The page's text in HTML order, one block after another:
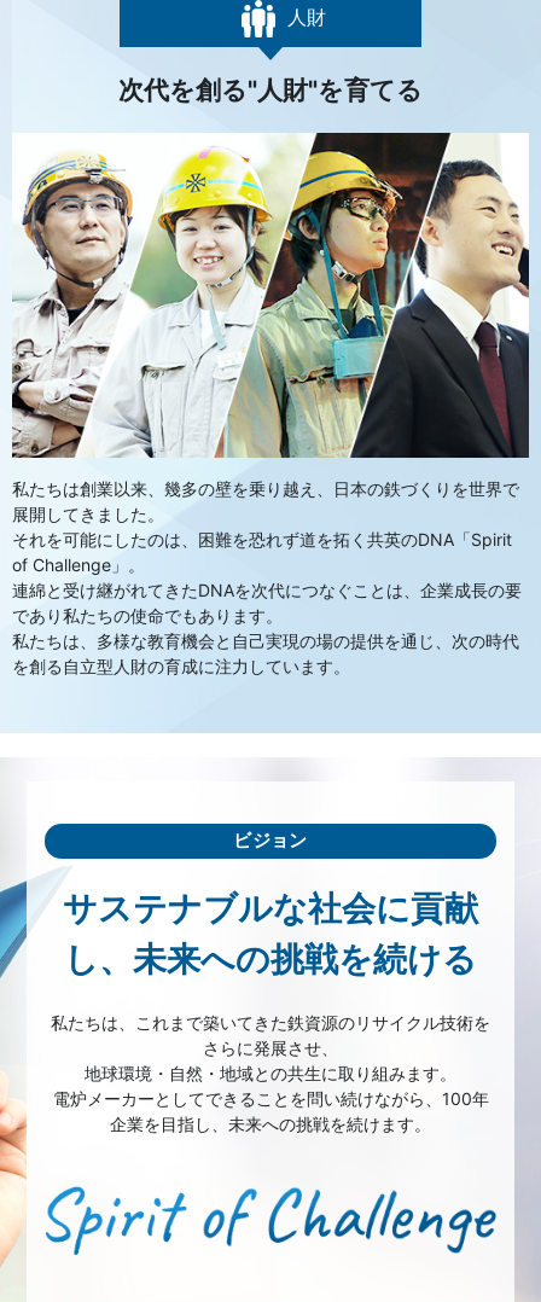
人財
次代を創る"人財"を育てる
私たちは創業以来、幾多の壁を乗り越え、日本の鉄づくりを世界で
展開してきました。
それを可能にしたのは、困難を恐れず道を拓く共英のDNA「Spirit
of Challenge」。
連綿と受け継がれてきたDNAを次代につなぐことは、企業成長の要
であり私たちの使命でもあります。
私たちは、多様な教育機会と自己実現の場の提供を通じ、次の時代
を創る自立型人財の育成に注力しています。
ビジョン
サステナブルな社会に貢献
し、未来への挑戦を続ける
私たちは、これまで築いてきた鉄資源のリサイクル技術を
さらに発展させ、
地球環境・自然・地域との共生に取り組みます。
電炉メーカーとしてできることを問い続けながら、100年
企業を目指し、未来への挑戦を続けます。